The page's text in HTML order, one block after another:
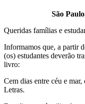
São
Queridas famílias e
Informamos que, a partir
(os) estudantes deverão
livro:
Cem dias entre céu e
Letras.